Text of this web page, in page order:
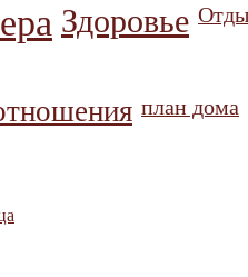
Здоровье
план дома